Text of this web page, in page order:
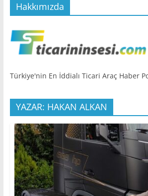
Hakkımızda
Türkiye'nin En İddialı Ticari Araç Haber
YAZAR: HAKAN ALKAN